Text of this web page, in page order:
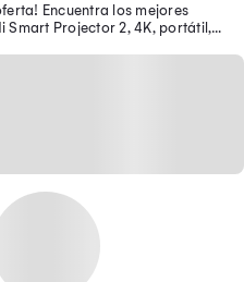
Encuentra los mejores
Smart Projector 2, 4K, portátil,